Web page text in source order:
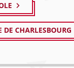
DE CHARLESBOURG